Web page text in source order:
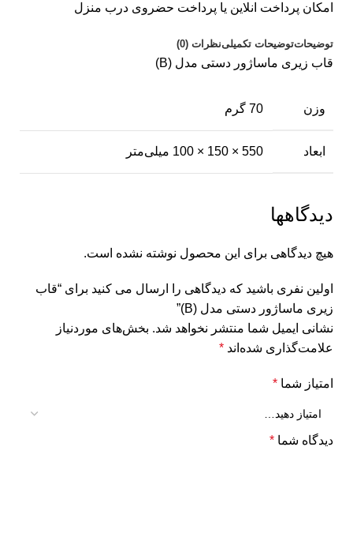
امکان پرداخت انلاین یا پرداخت حضروی درب منزل
توضیحاتتوضیحات تکمیلینظرات (0)
قاب زیری ماساژور دستی مدل (B)
وزن 70 گرم
ابعاد 550 × 150 × 100 میلی‌متر
دیدگاهها
هیچ دیدگاهی برای این محصول نوشته نشده است.
اولین نفری باشید که دیدگاهی را ارسال می کنید برای “قاب
زیری ماساژور دستی مدل (B)”
نشانی ایمیل شما منتشر نخواهد شد. بخش‌های موردنیاز
علامت‌گذاری شده‌اند *
امتیاز شما *
دیدگاه شما *